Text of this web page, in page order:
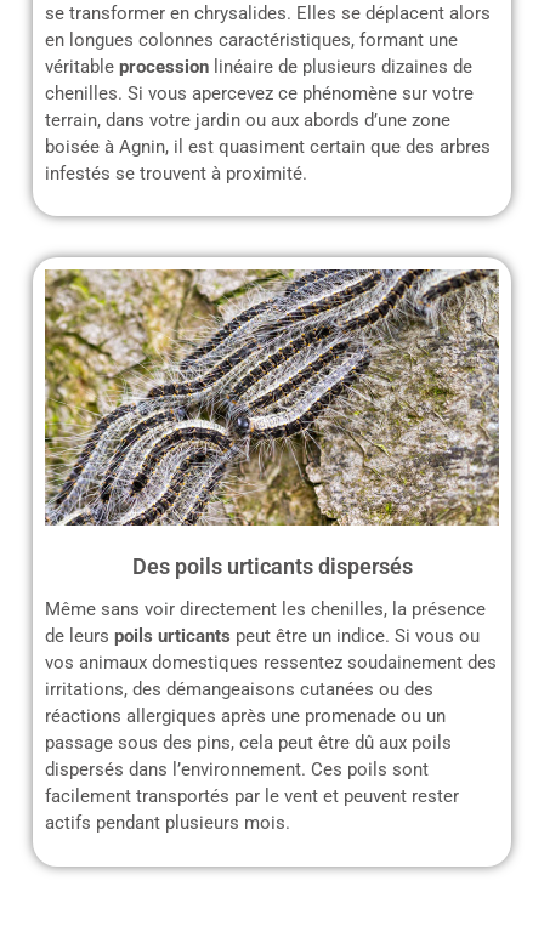
se transformer en chrysalides. Elles se déplacent alors
en longues colonnes caractéristiques, formant une
véritable procession linéaire de plusieurs dizaines de
chenilles. Si vous apercevez ce phénomène sur votre
terrain, dans votre jardin ou aux abords d’une zone
boisée à Agnin, il est quasiment certain que des arbres
infestés se trouvent à proximité.
Des poils urticants dispersés
Même sans voir directement les chenilles, la présence
de leurs poils urticants peut être un indice. Si vous ou
vos animaux domestiques ressentez soudainement des
irritations, des démangeaisons cutanées ou des
réactions allergiques après une promenade ou un
passage sous des pins, cela peut être dû aux poils
dispersés dans l’environnement. Ces poils sont
facilement transportés par le vent et peuvent rester
actifs pendant plusieurs mois.